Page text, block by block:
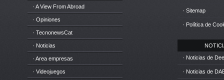
· A View From Abroad
· Opiniones
· TecnonewsCat
· Noticias
· Area empresas
· Videojuegos
· Sitemap
· Política de
· Noticias de
· Noticias de